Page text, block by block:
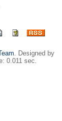
. Designed by
0.011 sec.